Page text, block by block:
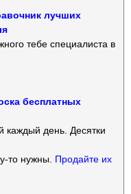
лучших
тебе специалиста в
бесплатных
каждый день. Десятки
то нужны. Продайте их